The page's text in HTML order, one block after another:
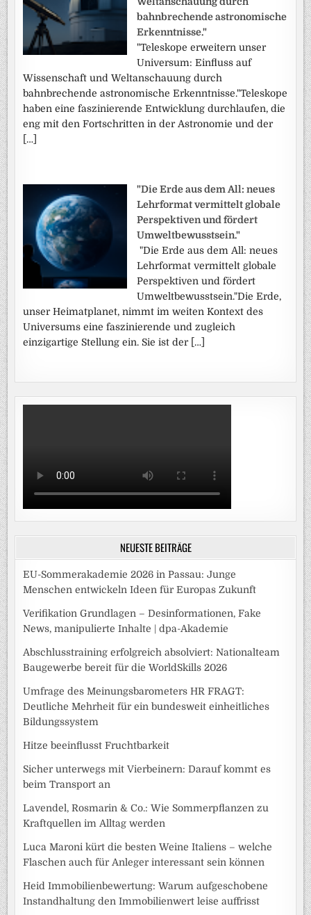
bahnbrechende astronomische
Erkenntnisse."
"Teleskope erweitern unser
Universum: Einfluss auf
Wissenschaft und Weltanschauung durch
bahnbrechende astronomische Erkenntnisse."Teleskope
haben eine faszinierende Entwicklung durchlaufen, die
eng mit den Fortschritten in der Astronomie und der
[…]
"Die Erde aus dem All: neues
Lehrformat vermittelt globale
Perspektiven und fördert
Umweltbewusstsein."
"Die Erde aus dem All: neues
Lehrformat vermittelt globale
Perspektiven und fördert
Umweltbewusstsein."Die Erde,
unser Heimatplanet, nimmt im weiten Kontext des
Universums eine faszinierende und zugleich
einzigartige Stellung ein. Sie ist der […]
NEUESTE BEITRÄGE
EU-Sommerakademie 2026 in Passau: Junge
Menschen entwickeln Ideen für Europas Zukunft
Verifikation Grundlagen – Desinformationen, Fake
News, manipulierte Inhalte | dpa-Akademie
Abschlusstraining erfolgreich absolviert: Nationalteam
Baugewerbe bereit für die WorldSkills 2026
Umfrage des Meinungsbarometers HR FRAGT:
Deutliche Mehrheit für ein bundesweit einheitliches
Bildungssystem
Hitze beeinflusst Fruchtbarkeit
Sicher unterwegs mit Vierbeinern: Darauf kommt es
beim Transport an
Lavendel, Rosmarin & Co.: Wie Sommerpflanzen zu
Kraftquellen im Alltag werden
Luca Maroni kürt die besten Weine Italiens – welche
Flaschen auch für Anleger interessant sein können
Heid Immobilienbewertung: Warum aufgeschobene
Instandhaltung den Immobilienwert leise auffrisst